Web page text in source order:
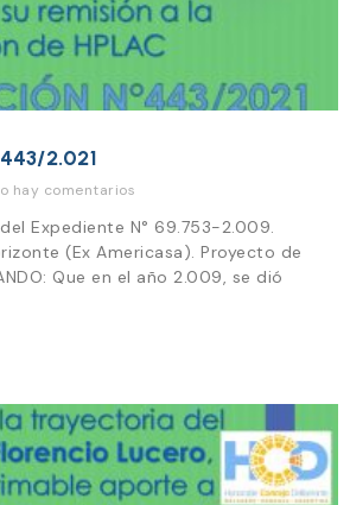
443/2.021
hay comentarios
del Expediente N° 69.753-2.009.
(Ex Americasa). Proyecto de
Que en el año 2.009, se dió